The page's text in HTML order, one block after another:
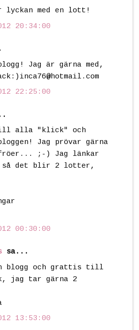
lyckan med en lott!
20:34:00
Jag är gärna med,
22:25:00
alla "klick" och
Jag prövar gärna
;-) Jag länkar
så det blir 2 lotter,
00:30:00
sa...
blogg och grattis till
jag tar gärna 2
13:53:00